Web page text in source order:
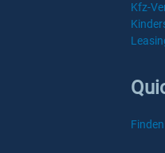
Kfz-